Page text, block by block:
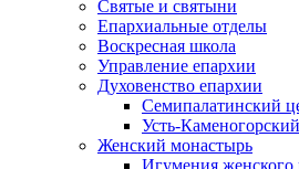
Святые и святыни
Епархиальные отделы
Воскресная школа
Управление епархии
Духовенство епархии
Семипалатинский
Усть-
Женский монастырь
Игумения женского